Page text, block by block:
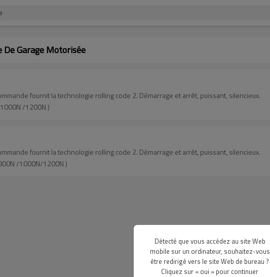
De Garage Motorisée
fournit la technologie rolling code 2. Démarrage et arrêt, puissant, silencieux.
/1200N )
fournit la technologie rolling code 2. Démarrage et arrêt, puissant, silencieux.
/1000N/1200N )
Détecté que vous accédez au site Web
mobile sur un ordinateur, souhaitez-vous
être redirigé vers le site Web de bureau ?
Cliquez sur « oui » pour continuer